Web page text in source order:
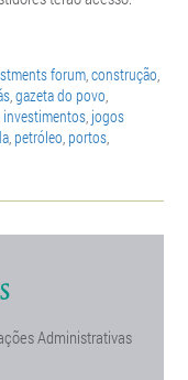
forum,construção,
,gazeta do povo,
investimentos, jogos
, petróleo, portos,
Administrativas